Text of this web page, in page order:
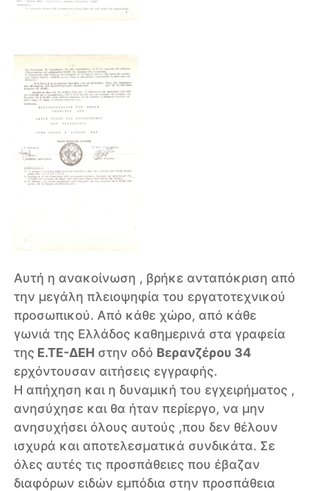
Αυτή η ανακοίνωση , βρήκε ανταπόκριση από
την μεγάλη πλειοψηφία του εργατοτεχνικού
προσωπικού. Από κάθε χώρο, από κάθε
γωνιά της Ελλάδος καθημερινά στα γραφεία
της Ε.ΤΕ-ΔΕΗ στην οδό Βερανζέρου 34
ερχόντουσαν αιτήσεις εγγραφής.
Η απήχηση και η δυναμική του εγχειρήματος ,
ανησύχησε και θα ήταν περίεργο, να μην
ανησυχήσει όλους αυτούς ,που δεν θέλουν
ισχυρά και αποτελεσματικά συνδικάτα. Σε
όλες αυτές τις προσπάθειες που έβαζαν
διαφόρων ειδών εμπόδια στην προσπάθεια